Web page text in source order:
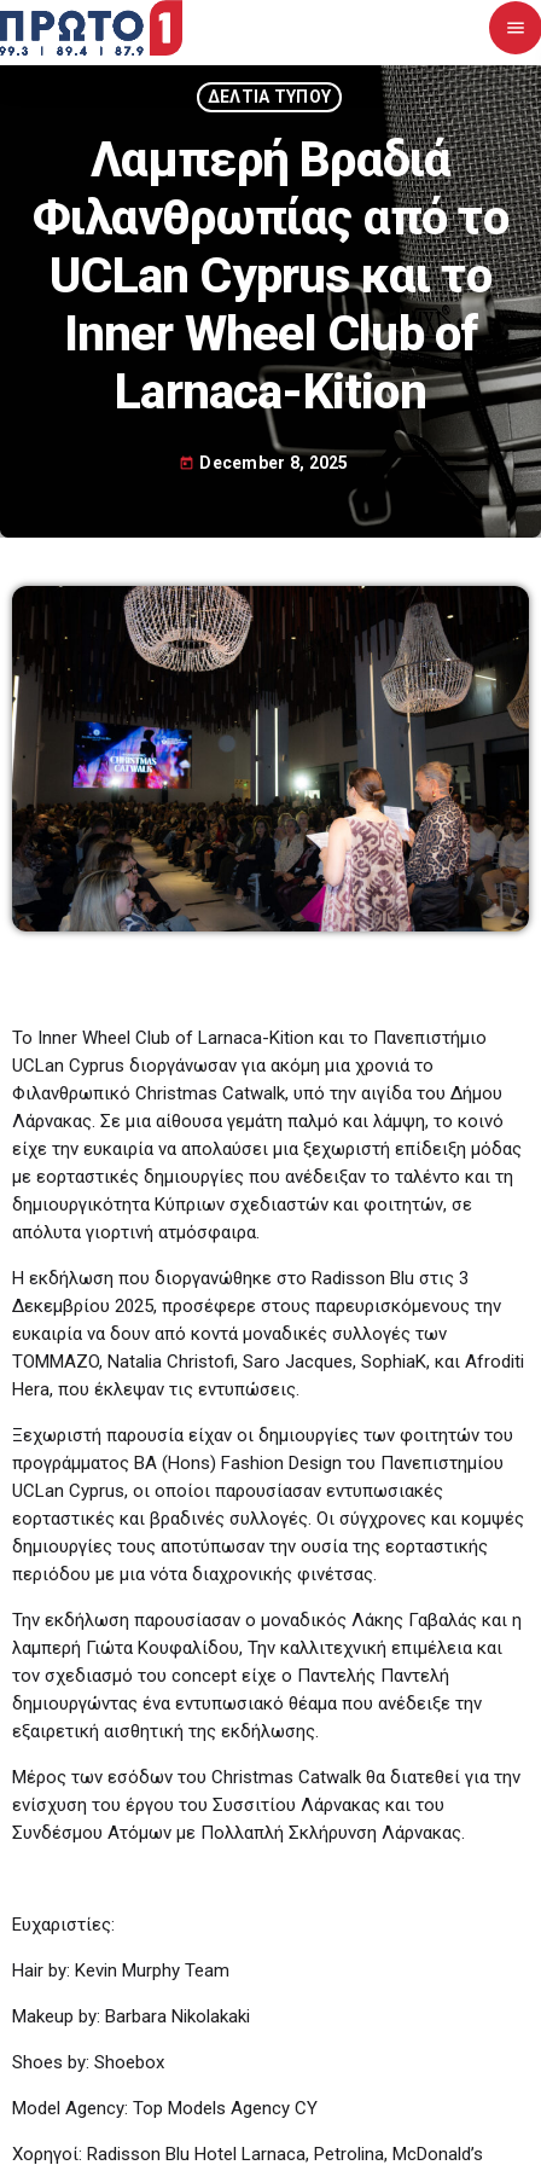
menu
close
Αρχική
Σχετικά με εμάς
Διαγωνισμοί
Επικοινωνία
REMIX & REWIND DJ SET
18:00 - 19:00
Λάζαρος Μαύρος
6:00-7:00
06:00 - 07:00
ΔΕΛΤΙΑ ΤΥΠΟΥ
Λαμπερή Βραδιά
Φιλανθρωπίας από το
UCLan Cyprus και το
Inner Wheel Club of
Larnaca-Kition
today December 8, 2025
Το Inner Wheel Club of Larnaca-Kition και το Πανεπιστήμιο
UCLan Cyprus διοργάνωσαν για ακόμη μια χρονιά το
Φιλανθρωπικό Christmas Catwalk, υπό την αιγίδα του Δήμου
Λάρνακας. Σε μια αίθουσα γεμάτη παλμό και λάμψη, το κοινό
είχε την ευκαιρία να απολαύσει μια ξεχωριστή επίδειξη μόδας
με εορταστικές δημιουργίες που ανέδειξαν το ταλέντο και τη
δημιουργικότητα Κύπριων σχεδιαστών και φοιτητών, σε
απόλυτα γιορτινή ατμόσφαιρα.
Η εκδήλωση που διοργανώθηκε στο Radisson Blu στις 3
Δεκεμβρίου 2025, προσέφερε στους παρευρισκόμενους την
ευκαιρία να δουν από κοντά μοναδικές συλλογές των
TOMMAZO, Natalia Christofi, Saro Jacques, SophiaK, και Afroditi
Hera, που έκλεψαν τις εντυπώσεις.
Ξεχωριστή παρουσία είχαν οι δημιουργίες των φοιτητών του
προγράμματος BA (Hons) Fashion Design του Πανεπιστημίου
UCLan Cyprus, οι οποίοι παρουσίασαν εντυπωσιακές
εορταστικές και βραδινές συλλογές. Οι σύγχρονες και κομψές
δημιουργίες τους αποτύπωσαν την ουσία της εορταστικής
περιόδου με μια νότα διαχρονικής φινέτσας.
Την εκδήλωση παρουσίασαν ο μοναδικός Λάκης Γαβαλάς και η
λαμπερή Γιώτα Κουφαλίδου, Την καλλιτεχνική επιμέλεια και
τον σχεδιασμό του concept είχε ο Παντελής Παντελή
δημιουργώντας ένα εντυπωσιακό θέαμα που ανέδειξε την
εξαιρετική αισθητική της εκδήλωσης.
Μέρος των εσόδων του Christmas Catwalk θα διατεθεί για την
ενίσχυση του έργου του Συσσιτίου Λάρνακας και του
Συνδέσμου Ατόμων με Πολλαπλή Σκλήρυνση Λάρνακας.
Ευχαριστίες:
Hair by: Kevin Murphy Team
Makeup by: Barbara Nikolakaki
Shoes by: Shoebox
Model Agency: Top Models Agency CY
Χορηγοί: Radisson Blu Hotel Larnaca, Petrolina, McDonald’s